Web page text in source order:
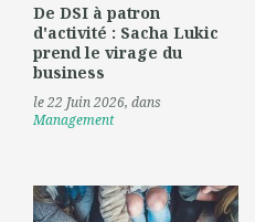
De DSI à patron
d'activité : Sacha Lukic
prend le virage du
business
le 22 Juin 2026, dans
Management